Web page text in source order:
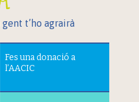
t’ho agrairà
Fes una donació a
l’AACIC